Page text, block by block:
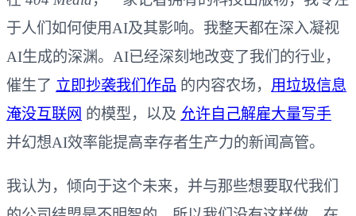
于人们如何使用AI及其影响。我整天都在深入凝视
AI生成的深渊。AI已经深刻地改变了我们的行业，
催生了 立即抄袭我们作品 的内容农场， 用垃圾信息
淹没互联网 的模型，以及 允许自己解雇大量写手
并幻想AI效率能提高幸存者生产力的新闻高管。
我认为，倾向于这个未来，并与那些想要取代我们